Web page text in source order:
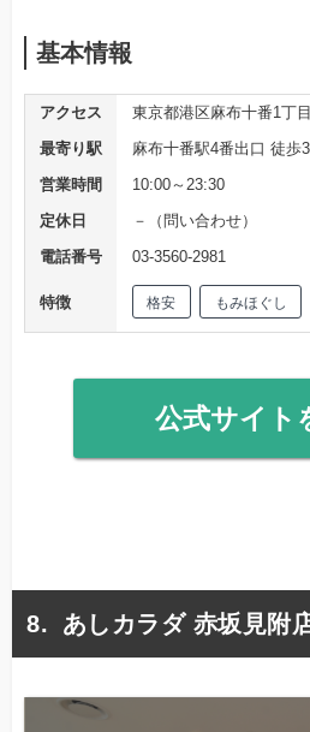
基本情報
アクセス
東京都港区麻布十番1丁
最寄り駅
麻布十番駅4番出口 徒歩
営業時間
10:00～23:30
定休日
－（問い合わせ）
電話番号
03-3560-2981
特徴 格安 もみほぐし
公式サイト
あしカラダ 赤坂見附